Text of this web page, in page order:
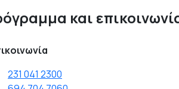
και
231 041 2300